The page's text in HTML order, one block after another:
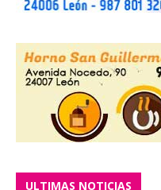
ULTIMAS NOTICIAS